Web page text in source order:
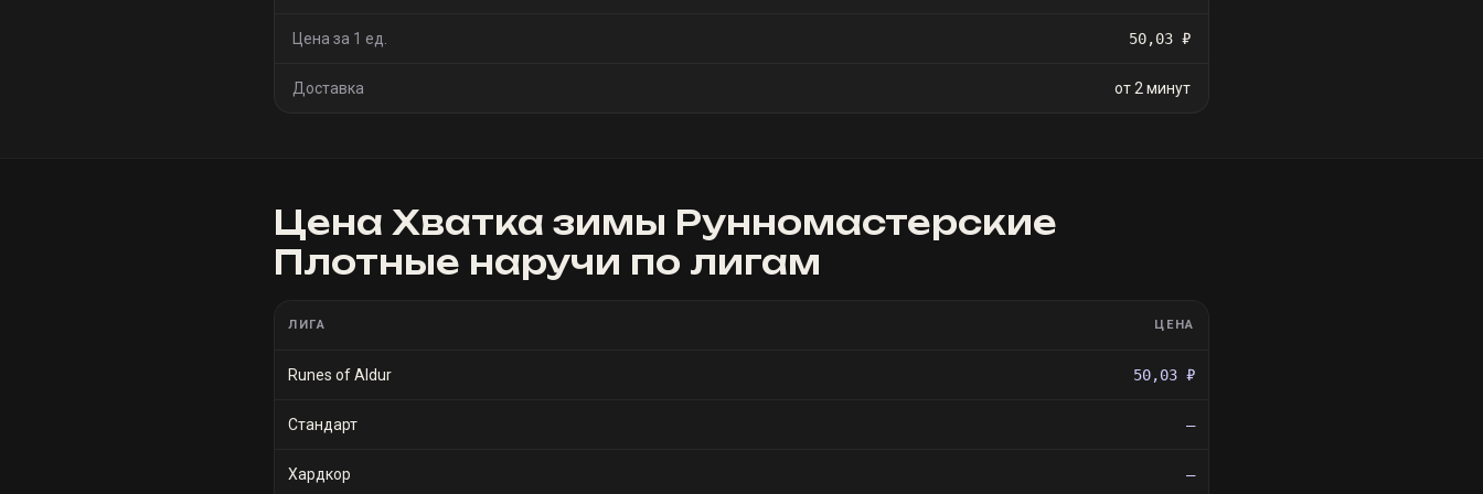
Цена за 1 ед. 50,03 ₽
Доставка от 2 минут
Цена Хватка зимы Рунномастерские
Плотные наручи по лигам
ЛИГА ЦЕНА
Runes of Aldur 50,03 ₽
Стандарт —
Хардкор —